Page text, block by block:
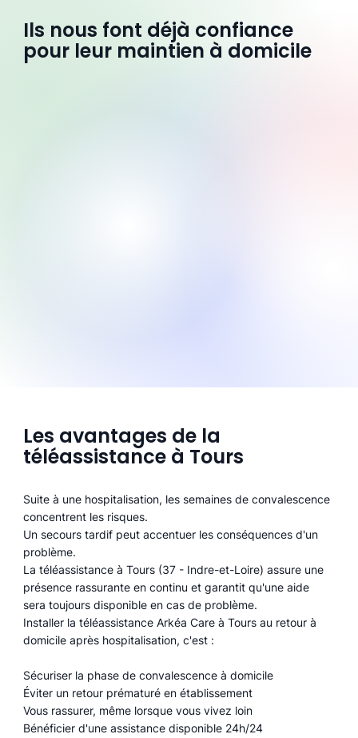
Ils nous font déjà confiance
pour leur maintien à domicile
Les avantages de la
téléassistance à Tours
Suite à une hospitalisation, les semaines de convalescence
concentrent les risques.
Un secours tardif peut accentuer les conséquences d'un
problème.
La téléassistance à Tours (37 - Indre-et-Loire) assure une
présence rassurante en continu et garantit qu'une aide
sera toujours disponible en cas de problème.
Installer la téléassistance Arkéa Care à Tours au retour à
domicile après hospitalisation, c'est :
Sécuriser la phase de convalescence à domicile
Éviter un retour prématuré en établissement
Vous rassurer, même lorsque vous vivez loin
Bénéficier d'une assistance disponible 24h/24